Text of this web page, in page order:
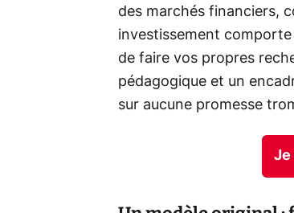
des marchés financiers,
investissement comporte
de faire vos propres
pédagogique et un
sur aucune promesse
Je